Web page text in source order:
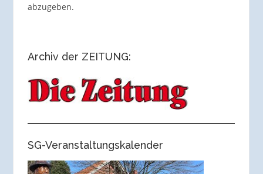
abzugeben.
Archiv der ZEITUNG:
SG-Veranstaltungskalender